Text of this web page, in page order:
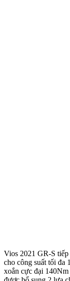
Vios 2021 GR-S
cho công suất tối đa
xoắn cực đại